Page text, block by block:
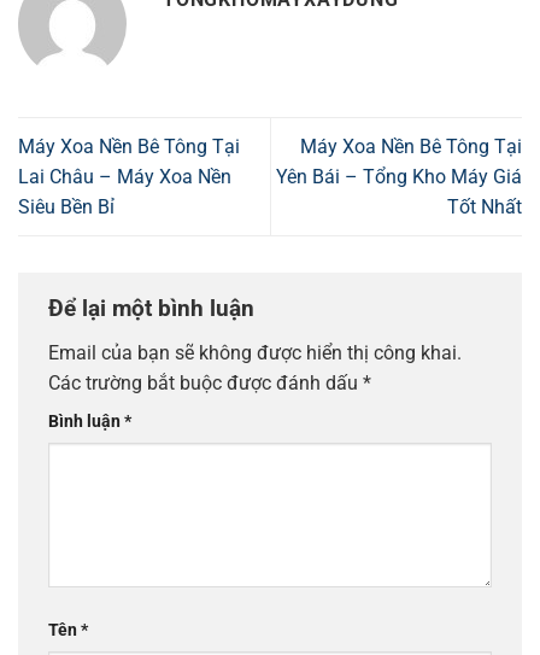
Máy Xoa Nền Bê Tông Tại
Lai Châu – Máy Xoa Nền
Siêu Bền Bỉ
Máy Xoa Nền Bê Tông Tại
Yên Bái – Tổng Kho Máy Giá
Tốt Nhất
Để lại một bình luận
Email của bạn sẽ không được hiển thị công khai.
Các trường bắt buộc được đánh dấu *
Bình luận*
Tên*